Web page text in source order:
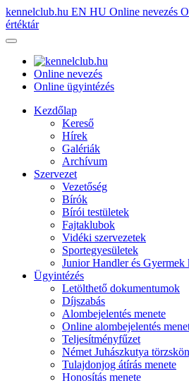
kennelclub.hu EN HU Online nevezés
értéktár
Online nevezés
Online ügyintézés
Kezdőlap
Kereső
Hírek
Galériák
Archívum
Szervezet
Vezetőség
Bírók
Bírói testületek
Fajtaklubok
Vidéki szervezetek
Sportegyesületek
Junior Handler és Gyermek
Ügyintézés
Letölthető dokumentumok
Díjszabás
Alombejelentés menete
Online alombejelentés
Teljesítményfűzet
Német Juhászkutya
Tulajdonjog átírás menete
Honosítás menete